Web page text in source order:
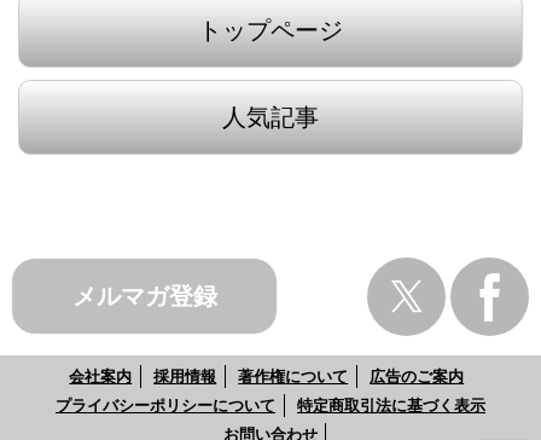
トップページ
人気記事
メルマガ登録
会社案内 採用情報 著作権について
広告のご案内
プライバシーポリシーについて
特定商取引法に基づく表示
お問い合わせ